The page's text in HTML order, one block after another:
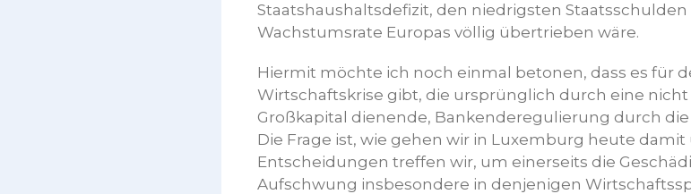
Staatshaushaltsdefizit, den niedrigsten
Wachstumsrate Europas völlig übertrieben wäre.
Hiermit möchte ich noch einmal betonen, dass es für
Wirtschaftskrise gibt, die ursprünglich durch eine
Großkapital dienende, Bankenderegulierung durch
Die Frage ist, wie gehen wir in Luxemburg heute
Entscheidungen treffen wir, um einerseits die
Aufschwung insbesondere in denjenigen